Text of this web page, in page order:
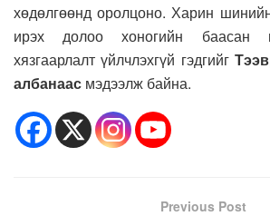
хөдөлгөөнд оролцоно. Харин
ирэх долоо хоногийн баасан
хязгаарлалт үйлчлэхгүй гэдгийг
албанаас мэдээлж байна.
Previous Post